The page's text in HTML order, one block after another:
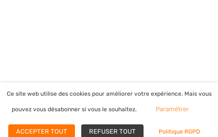
Copyright © 2026FOSELEV| Propulsé parAstra
Thème WordPress
Ce site web utilise des cookies pour améliorer votre expérience. Mais vous
pouvez vous désabonner si vous le souhaitez. Paramétrer
ACCEPTER TOUT REFUSER TOUT Politique RGPD